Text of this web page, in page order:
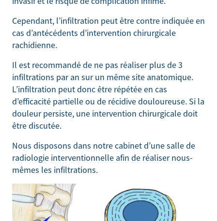
Cependant, l’infiltration peut être contre indiquée en
cas d’antécédents d’intervention chirurgicale
rachidienne.
Il est recommandé de ne pas réaliser plus de 3
infiltrations par an sur un même site anatomique.
L’infiltration peut donc être répétée en cas
d’efficacité partielle ou de récidive douloureuse. Si la
douleur persiste, une intervention chirurgicale doit
être discutée.
Nous disposons dans notre cabinet d’une salle de
radiologie interventionnelle afin de réaliser nous-
mêmes les infiltrations.